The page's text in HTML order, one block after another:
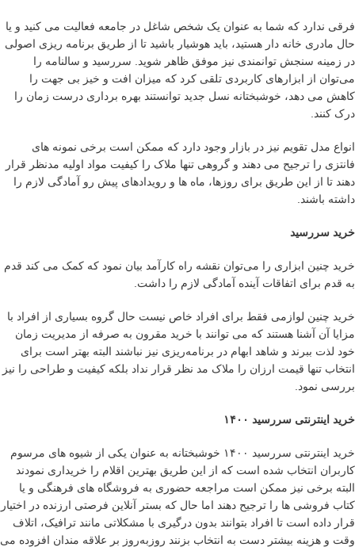
فرقی ندارد که شما به عنوان یک شخص شاغل در جامعه فعالیت می کنید و یا
حال مادری خانه دار هستید، باید هوشیار باشید تا از طریق برنامه ریزی اصولی
در زمینه سنجش توانمندی نیز موفق ظاهر شوید. سررسید و سالنامه را
می‌توان از ابزارهای کاربردی تلقی کرد که میزان افت و خیز بی جهت را
کاهش می دهد، خوشبختانه نسل جدید توانستند بهره برداری درست زمان را
درک کنند.
انواع مدل تقویم نیز در بازار وجود دارد که ممکن است برخی نمونه های
فانتزی را ترجیح می دهند و گروهی تنها ملاک را کیفیت مواد اولیه مدنظر قرار
دهند تا از این طریق برای روزها، ماه ها و رویدادهای پیش رو آمادگی لازم را
داشته باشند.
خرید سررسید
خرید چنین ابزاری را می‌توان نقشه‌ راه کارآمد بیان نمود که کمک می کند قدم
به قدم برای اتفاقات آینده آمادگی لازم را داشت.
خرید چنین لوازمی فقط برای افراد خاص نیست حال گروه بسیاری از افراد با
مزایا آن آشنا هستند که می توانند با خرید مقرون به صرفه از مدیریت زمان
خود لذت ببرند و شاهد ابهام در برنامه‌ریزی نیز نباشند البته بهتر است برای
انتخاب تنها قیمت ارزان را ملاک مد نظر قرار نداد بلکه کیفیت و طراحی را نیز
بررسی نمود.
خرید اینترنتی سررسید ۱۴۰۰
خرید اینترنتی سررسید ۱۴۰۰ خوشبختانه به عنوان یکی از شیوه های مرسوم
کاربران انتخاب شده است که از این طریق بهترین اقلام را خریداری نمودند
البته برخی نیز ممکن است مراجعه حضوری به فروشگاه های فرهنگی و یا
کتاب فروشی ها را ترجیح دهند اما حال که بستر آنلاین فرصتی ارزنده در اختیار
قرار داده است تا افراد بتوانند بدون درگیری با مشکلاتی مانند ترافیک، اتلاف
وقت و هزینه بیشتر دست به انتخاب بزنند روز‌به‌روز بر علاقه مندان افزوده می